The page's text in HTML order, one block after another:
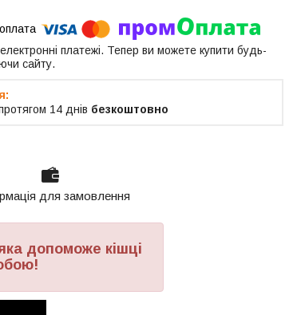
електронні платежі. Тепер ви можете купити будь-
сайту.
14 днів безкоштовно
для замовлення
допоможе кішці